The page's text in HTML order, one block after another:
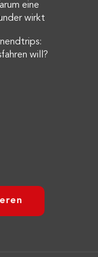
eine
wirkt
will?